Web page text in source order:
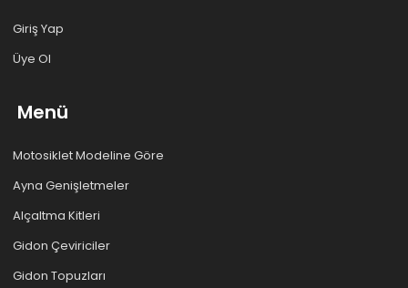
Giriş Yap
Üye Ol
Menü
Motosiklet Modeline Göre
Ayna Genişletmeler
Alçaltma Kitleri
Gidon Çeviriciler
Gidon Topuzları